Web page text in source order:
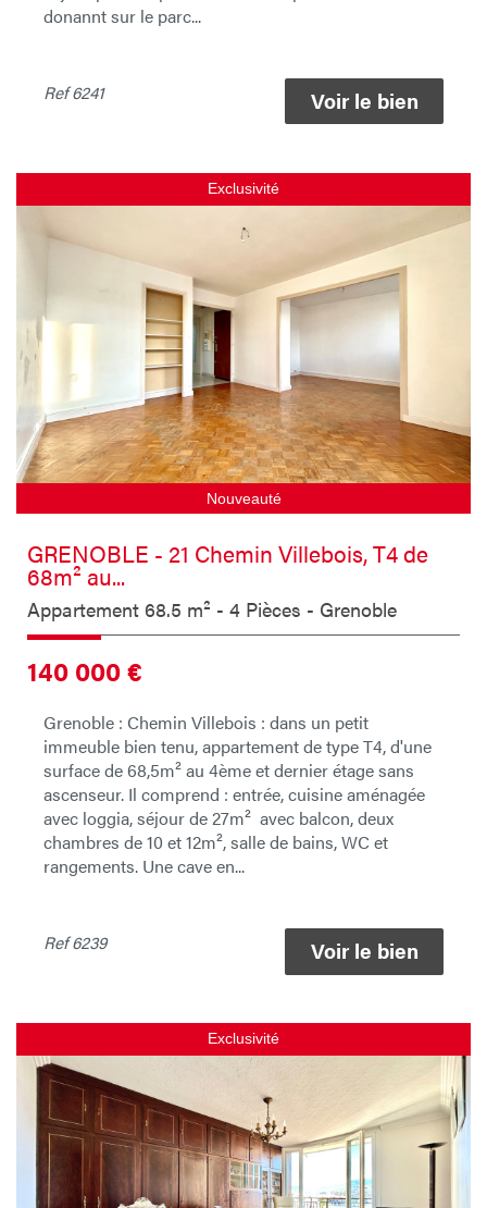
donannt sur le parc...
Ref6241 Voir le bien
Exclusivité
Nouveauté
GRENOBLE - 21 Chemin Villebois, T4 de
68m² au...
Appartement 68.5 m² - 4 Pièces - Grenoble
140 000€
Grenoble : Chemin Villebois : dans un petit
immeuble bien tenu, appartement de type T4, d'une
surface de 68,5m² au 4ème et dernier étage sans
ascenseur. Il comprend : entrée, cuisine aménagée
avec loggia, séjour de 27m² avec balcon, deux
chambres de 10 et 12m², salle de bains, WC et
rangements. Une cave en...
Ref6239 Voir le bien
Exclusivité